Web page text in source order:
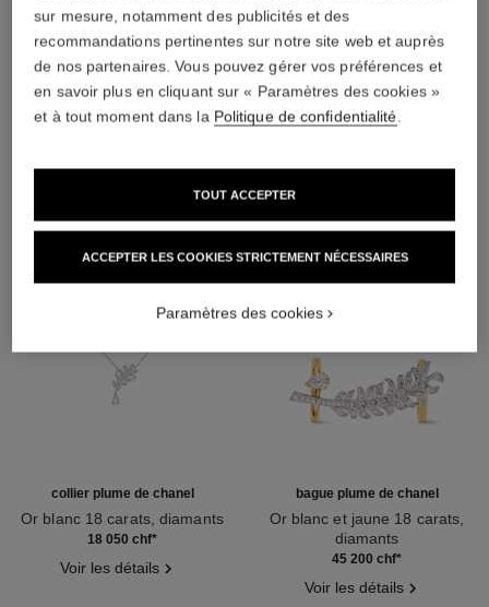
Or blanc 18 carats
DÉCOUVREZ AUSSI
collier plume de chanel
Or blanc 18 carats, diamants
Réf. J1081518 050 chf*
Voir les détails
bague plume de chanel
Or blanc et jaune 18 carats,
diamants
Réf. J1193545 200 chf*
Voir les détails
sur mesure, notamment des publicités et des
recommandations pertinentes sur notre site web et auprès
de nos partenaires. Vous pouvez gérer vos préférences et
en savoir plus en cliquant sur « Paramètres des cookies »
et à tout moment dans la Politique de confidentialité
ACCEPTER LES COOKIES STRICTEMENT NÉCESSAIRES
TOUT ACCEPTER
Paramètres des cookies